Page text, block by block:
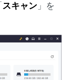
スキャン 」を